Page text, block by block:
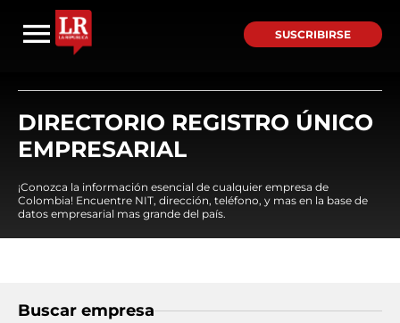
SUSCRIBIRSE
DIRECTORIO REGISTRO ÚNICO
EMPRESARIAL
¡Conozca la información esencial de cualquier empresa de
Colombia! Encuentre NIT, dirección, teléfono, y mas en la base de
datos empresarial mas grande del país.
Buscar empresa